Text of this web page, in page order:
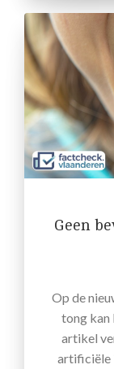
Geen
Op de
tong kan
artikel
artificiële